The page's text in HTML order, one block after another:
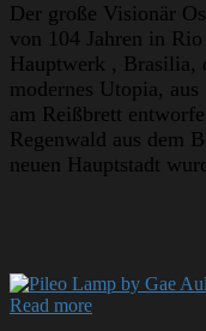
Der große Visionär
von 104 Jahren in
Hauptwerk , Brasilia,
modernes Utopia,
am Reißbrett
Regenwald aus dem
neuen Hauptstadt
Read more